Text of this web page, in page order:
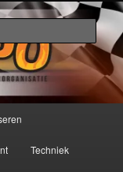
Techniek